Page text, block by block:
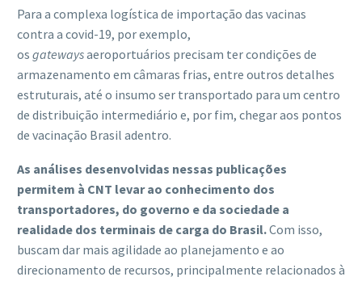
Para a complexa logística de importação das vacinas
contra a covid-19, por exemplo,
os gatewaysaeroportuários precisam ter condições de
armazenamento em câmaras frias, entre outros detalhes
estruturais, até o insumo ser transportado para um centro
de distribuição intermediário e, por fim, chegar aos pontos
de vacinação Brasil adentro.
As análises desenvolvidas nessas publicações
permitem à CNT levar ao conhecimento dos
transportadores, do governo e da sociedade a
realidade dos terminais de carga do Brasil.Com isso,
buscam dar mais agilidade ao planejamento e ao
direcionamento de recursos, principalmente relacionados à